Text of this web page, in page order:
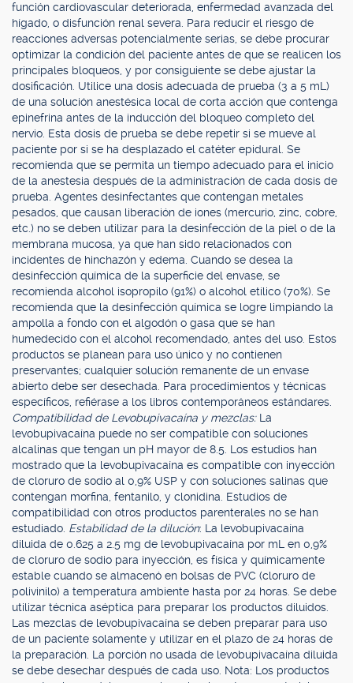
función cardiovascular deteriorada, enfermedad avanzada del
hígado, o disfunción renal severa. Para reducir el riesgo de
reacciones adversas potencialmente serias, se debe procurar
optimizar la condición del paciente antes de que se realicen los
principales bloqueos, y por consiguiente se debe ajustar la
dosificación. Utilice una dosis adecuada de prueba (3 a 5 mL)
de una solución anestésica local de corta acción que contenga
epinefrina antes de la inducción del bloqueo completo del
nervio. Esta dosis de prueba se debe repetir si se mueve al
paciente por si se ha desplazado el catéter epidural. Se
recomienda que se permita un tiempo adecuado para el inicio
de la anestesia después de la administración de cada dosis de
prueba. Agentes desinfectantes que contengan metales
pesados, que causan liberación de iones (mercurio, zinc, cobre,
etc.) no se deben utilizar para la desinfección de la piel o de la
membrana mucosa, ya que han sido relacionados con
incidentes de hinchazón y edema. Cuando se desea la
desinfección química de la superficie del envase, se
recomienda alcohol isopropilo (91%) o alcohol etílico (70%). Se
recomienda que la desinfección química se logre limpiando la
ampolla a fondo con el algodón o gasa que se han
humedecido con el alcohol recomendado, antes del uso. Estos
productos se planean para uso único y no contienen
preservantes; cualquier solución remanente de un envase
abierto debe ser desechada. Para procedimientos y técnicas
específicos, refiérase a los libros contemporáneos estándares.
Compatibilidad de Levobupivacaína y mezclas: La
levobupivacaína puede no ser compatible con soluciones
alcalinas que tengan un pH mayor de 8.5. Los estudios han
mostrado que la levobupivacaína es compatible con inyección
de cloruro de sodio al 0,9% USP y con soluciones salinas que
contengan morfina, fentanilo, y clonidina. Estudios de
compatibilidad con otros productos parenterales no se han
estudiado. Estabilidad de la dilución: La levobupivacaína
diluida de 0.625 a 2.5 mg de levobupivacaína por mL en 0,9%
de cloruro de sodio para inyección, es física y químicamente
estable cuando se almacenó en bolsas de PVC (cloruro de
polivinilo) a temperatura ambiente hasta por 24 horas. Se debe
utilizar técnica aséptica para preparar los productos diluidos.
Las mezclas de levobupivacaína se deben preparar para uso
de un paciente solamente y utilizar en el plazo de 24 horas de
la preparación. La porción no usada de levobupivacaína diluida
se debe desechar después de cada uso. Nota: Los productos